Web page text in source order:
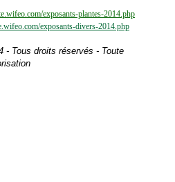
exposants-plantes-2014.php
exposants-divers-2014.php
- Tous droits réservés - Toute